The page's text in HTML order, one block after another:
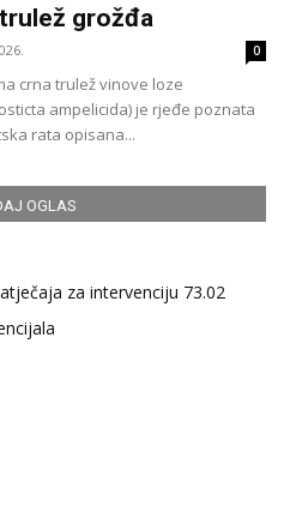
grožđa
0
crna trulež vinove loze
ampelicida) je rjeđe poznata
rata opisana...
OGLAS
za intervenciju 73.02